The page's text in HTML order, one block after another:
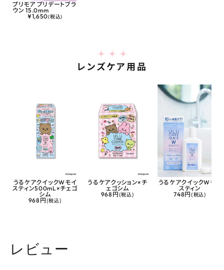
プリモア プリデートブラ
ウン 15.0mm
¥1,650(税込)
レンズケア用品
うるケアクイックWモイ
スティン500mL×チェゴ
シム
968円 (税込)
うるケアクッション×チ
ェゴシム
968円 (税込)
うるケアクイックWモイ
スティン
748円 (税込)
レビュー